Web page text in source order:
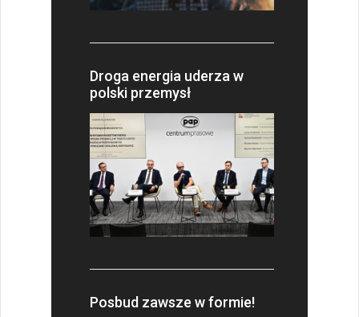
Droga energia uderza w
polski przemysł
Posbud zawsze w formie!